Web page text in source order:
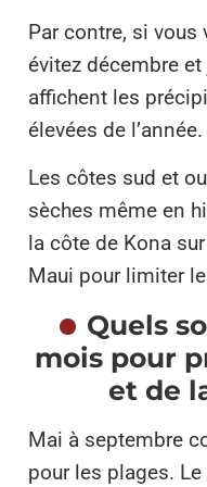
Par contre, si vous
évitez décembre
affichent les
élevées de l’année.
Les côtes sud et
sèches même en
la côte de Kona
Maui pour limiter
Quels
mois pour
et de
Mai à septembre
pour les plages.